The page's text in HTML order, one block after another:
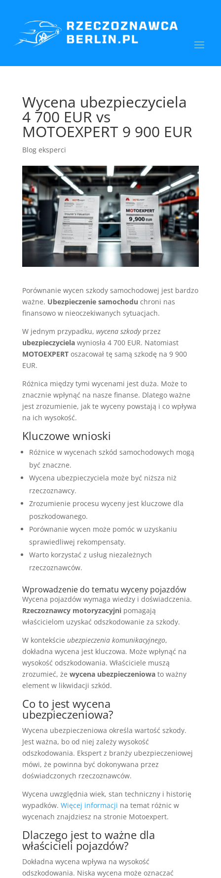
Wycena ubezpieczyciela
4 700 EUR vs
MOTOEXPERT 9 900 EUR
Blog eksperci
Porównanie wycen szkody samochodowej jest bardzo
ważne. Ubezpieczenie samochodu chroni nas
finansowo w nieoczekiwanych sytuacjach.
W jednym przypadku, wycena szkodyprzez
ubezpieczycielawyniosła 4 700 EUR. Natomiast
MOTOEXPERToszacował tę samą szkodę na 9 900
EUR.
Różnica między tymi wycenami jest duża. Może to
znacznie wpłynąć na nasze finanse. Dlatego ważne
jest zrozumienie, jak te wyceny powstają i co wpływa
na ich wysokość.
Kluczowe wnioski
Różnice w wycenach szkód samochodowych mogą
być znaczne.
Wycena ubezpieczyciela może być niższa niż
rzeczoznawcy.
Zrozumienie procesu wyceny jest kluczowe dla
poszkodowanego.
Porównanie wycen może pomóc w uzyskaniu
sprawiedliwej rekompensaty.
Warto korzystać z usług niezależnych
rzeczoznawców.
Wprowadzenie do tematu wyceny pojazdów
Wycena pojazdów wymaga wiedzy i doświadczenia.
Rzeczoznawcy motoryzacyjnipomagają
właścicielom uzyskać odszkodowanie za szkody.
W kontekście ubezpieczenia komunikacyjnego,
dokładna wycena jest kluczowa. Może wpłynąć na
wysokość odszkodowania. Właściciele muszą
zrozumieć, że wycena ubezpieczeniowato ważny
element w likwidacji szkód.
Co to jest wycena
ubezpieczeniowa?
Wycena ubezpieczeniowa określa wartość szkody.
Jest ważna, bo od niej zależy wysokość
odszkodowania. Ekspert z branży ubezpieczeniowej
mówi, że powinna być dokonywana przez
doświadczonych rzeczoznawców.
Wycena uwzględnia wiek, stan techniczny i historię
wypadków. Więcej informacji na temat różnic w
wycenach znajdziesz na stronie Motoexpert.
Dlaczego jest to ważne dla
właścicieli pojazdów?
Dokładna wycena wpływa na wysokość
odszkodowania. Niska wycena może oznaczać